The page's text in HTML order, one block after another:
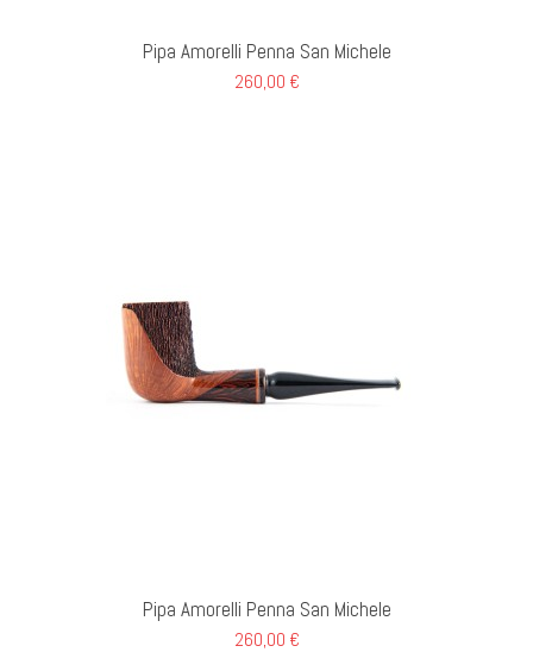
Pipa Amorelli Penna San Michele
260,00 €
Pipa Amorelli Penna San Michele
260,00 €